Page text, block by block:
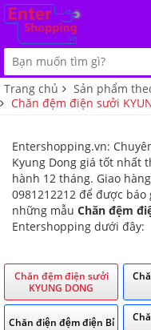
Trang chủ Sản phẩm
Chăn đệm điện sưởi
Entershopping.vn:
Kyung Dong giá tốt nhất
hành 12 tháng. Giao
0981212212 để được
những mẫu Chăn đệm
Entershopping dưới đây:
Chăn đệm điện sưởi
KYUNG DONG
Chăn điện đệm điện Bỉ